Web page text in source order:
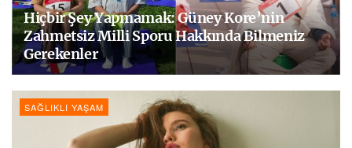
Hiçbir Şey Yapmamak: Güney Kore’nin
Zahmetsiz Milli Sporu Hakkında Bilmeniz
Gerekenler
SAĞLIKLI YAŞAM